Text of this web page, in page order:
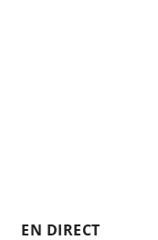
EN DIRECT